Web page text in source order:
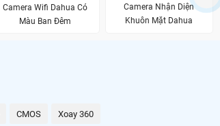
Camera Wifi Dahua Có
Màu Ban Đêm
Camera Nhận Diện
Khuôn Mặt Dahua
CMOS Xoay 360